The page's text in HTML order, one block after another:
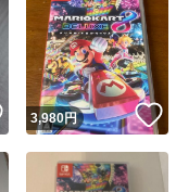
いいね！
3,980円